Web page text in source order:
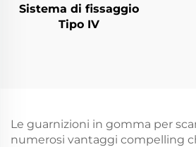
Sistema di fissaggio
Tipo IV
Le guarnizioni in gomma per
numerosi vantaggi compelling